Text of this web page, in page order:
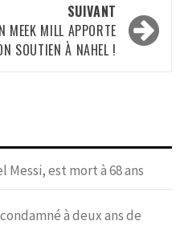
SUIVANT
MEEK MILL APPORTE
SOUTIEN À NAHEL !
Messi, est mort à 68 ans
à deux ans de